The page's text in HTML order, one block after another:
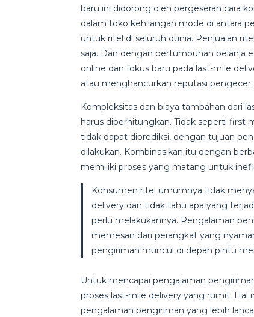
baru ini didorong oleh pergeseran cara
dalam toko kehilangan mode di antara
untuk ritel di seluruh dunia. Penjualan
saja. Dan dengan pertumbuhan
online dan fokus baru pada last-mile
atau menghancurkan reputasi pengecer.
Kompleksitas dan biaya tambahan dari
harus diperhitungkan. Tidak seperti first
tidak dapat diprediksi, dengan tujuan
dilakukan. Kombinasikan itu dengan
memiliki proses yang matang untuk
Konsumen ritel umumnya tidak
delivery dan tidak tahu apa yang
perlu melakukannya. Pengalaman
memesan dari perangkat yang
pengiriman muncul di depan pintu
Untuk mencapai pengalaman
proses last-mile delivery yang rumit.
pengalaman pengiriman yang lebih